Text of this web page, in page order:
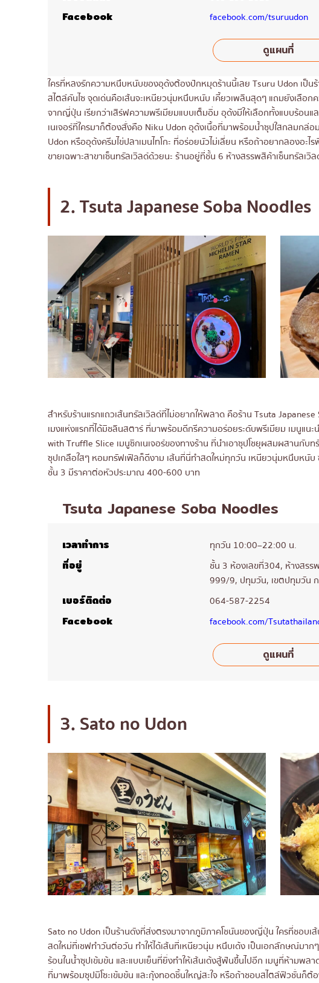
Facebook facebook.com/tsuruudon
ดูแผนที่
ใครที่หลงรักความหนึบหนับของอุด้งต้องปักหมุดร้านนี้เลย Tsuru Udon เป็น
สไตล์คันไซ จุดเด่นคือเส้นจะเหนียวนุ่มหนึบหนับ เคี้ยวเพลินสุดๆ แถมยังเลือ
จากญี่ปุ่น เรียกว่าเสิร์ฟความพรีเมียมแบบเต็มอิ่ม อุด้งมีให้เลือกทั้งแบบร้อน
เนเจอร์ที่ใครมาก็ต้องสั่งคือ Niku Udon อุด้งเนื้อที่มาพร้อมน้ำซุปใสกลมก
Udon หรืออุด้งครีมไข่ปลาเมนไทโกะ ที่อร่อยนัวไม่เลี่ยน หรือถ้าอยากลองอะ
ขายเฉพาะสาขาเซ็นทรัลเวิลด์ด้วยนะ ร้านอยู่ที่ชั้น 6 ห้างสรรพสิค้าเซ็นทรัล
2. Tsuta Japanese Soba Noodles
สำหรับร้านแรกแถวเส้นทรัลเวิลด์ที่ไม่อยากให้พลาด คือร้าน Tsuta Japanese
เมงแห่งแรกที่ได้มิชลินสตาร์ ที่มาพร้อมดีกรีความอร่อยระดับพรีเมียม เมนูแน
with Truffle Slice เมนูซิกเนเจอร์ของทางร้าน ที่นำเอาซุปโชยุผสมผสานกั
ซุปเกลือใสๆ หอมทรัฟเฟิลก็ดีงาม เส้นที่นี่ทำสดใหม่ทุกวัน เหนียวนุ่มหนึบห
ชั้น 3 มีราคาต่อหัวประมาณ 400-600 บาท
Tsuta Japanese Soba Noodles
เวลาทำการ ทุกวัน 10:00–22:00 น.
ที่อยู่
ชั้น 3 ห้องเลขที่304, ห้างสรร
999/9, ปทุมวัน, เขตปทุมวัน
เบอร์ติดต่อ 064-587-2254
Facebook facebook.com/
ดูแผนที่
3. Sato no Udon
Sato no Udon เป็นร้านดังที่ส่งตรงมาจากภูมิภาคโชนันของญี่ปุ่น ใครที่ชอบ
สดใหม่ที่เชฟทำวันต่อวัน ทำให้ได้เส้นที่เหนียวนุ่ม หนึบเด้ง เป็นเอกลักษณ์มา
ร้อนในน้ำซุปเข้มข้น และแบบเย็นที่ยิ่งทำให้เส้นเด้งสู้ฟันขึ้นไปอีก เมนูที่ห้ามพล
ที่มาพร้อมซุปมิโซะเข้มข้น และกุ้งทอดชิ้นใหญ่สะใจ หรือถ้าชอบสไตล์ฟิวชั่นก็ต้อ